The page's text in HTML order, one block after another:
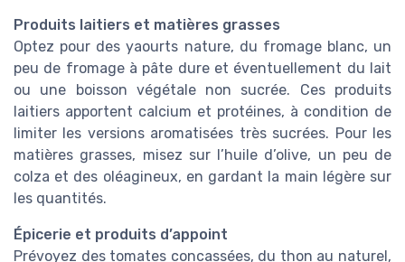
Produits laitiers et matières grasses
Optez pour des yaourts nature, du fromage blanc, un
peu de fromage à pâte dure et éventuellement du lait
ou une boisson végétale non sucrée. Ces produits
laitiers apportent calcium et protéines, à condition de
limiter les versions aromatisées très sucrées. Pour les
matières grasses, misez sur l’huile d’olive, un peu de
colza et des oléagineux, en gardant la main légère sur
les quantités.
Épicerie et produits d’appoint
Prévoyez des tomates concassées, du thon au naturel,